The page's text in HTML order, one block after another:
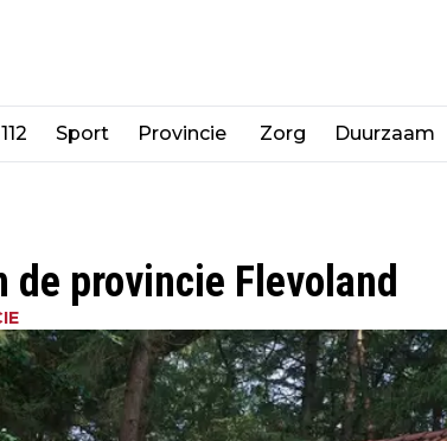
112 Sport Provincie Zorg Duurzaam
de provincie Flevoland